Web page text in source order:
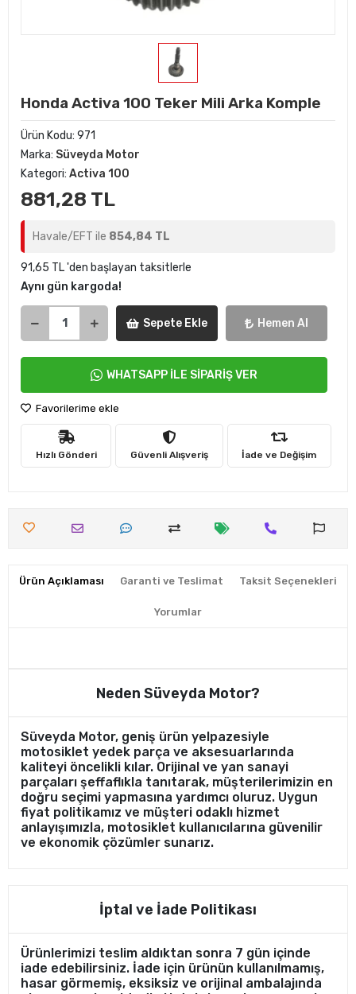
Honda Activa 100 Teker Mili Arka Komple
Ürün Kodu: 971
Marka: Süveyda Motor
Kategori: Activa 100
881,28 TL
Havale/EFT ile 854,84 TL
91,65 TL 'den başlayan taksitlerle
Aynı gün kargoda!
Sepete Ekle Hemen Al
WHATSAPP İLE SİPARİŞ VER
Favorilerime ekle
Hızlı Gönderi Güvenli Alışveriş İade ve Değişim
Ürün Açıklaması Garanti ve Teslimat Taksit Seçenekleri
Yorumlar
Neden Süveyda Motor?
Süveyda Motor, geniş ürün yelpazesiyle
motosiklet yedek parça ve aksesuarlarında
kaliteyi öncelikli kılar. Orijinal ve yan sanayi
parçaları şeffaflıkla tanıtarak, müşterilerimizin en
doğru seçimi yapmasına yardımcı oluruz. Uygun
fiyat politikamız ve müşteri odaklı hizmet
anlayışımızla, motosiklet kullanıcılarına güvenilir
ve ekonomik çözümler sunarız.
İptal ve İade Politikası
Ürünlerimizi teslim aldıktan sonra 7 gün içinde
iade edebilirsiniz. İade için ürünün kullanılmamış,
hasar görmemiş, eksiksiz ve orijinal ambalajında